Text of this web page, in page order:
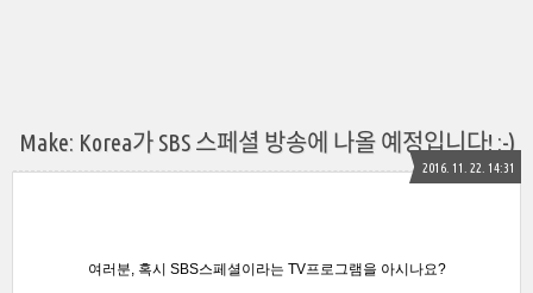
Make: Korea가 SBS 스페셜 방송에 나올 예정입니다! :-)
2016. 11. 22. 14:31
여러분, 혹시 SBS스페셜이라는 TV프로그램을 아시나요?